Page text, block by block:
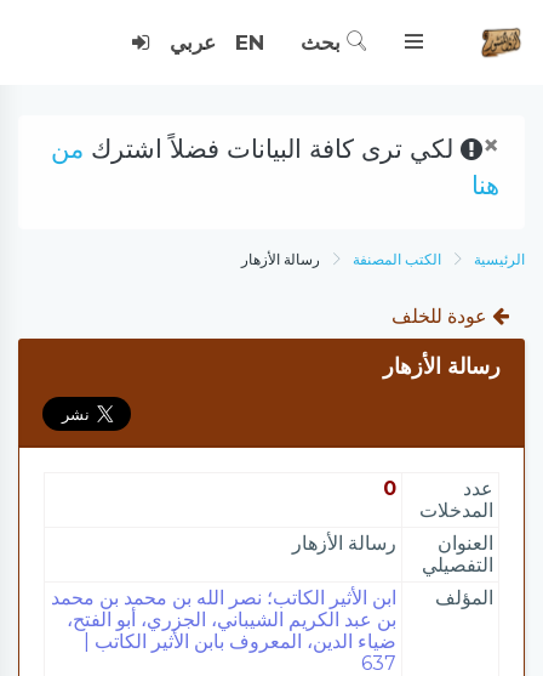
بحث EN عربي
× لكي ترى كافة البيانات فضلاً اشترك من
هنا
الرئيسية الكتب المصنفة رسالة الأزهار
عودة للخلف
رسالة الأزهار
عدد
المدخلات
0
العنوان
التفصيلي
رسالة الأزهار
المؤلف
ابن الأثير الكاتب؛ نصر الله بن محمد بن محمد
بن عبد الكريم الشيباني، الجزري، أبو الفتح،
ضياء الدين، المعروف بابن الأثير الكاتب |
637